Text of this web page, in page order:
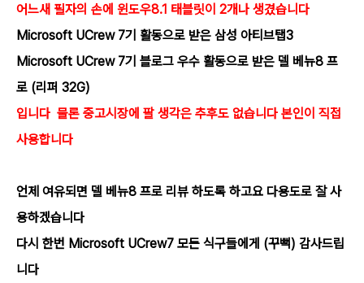
어느새 필자의 손에 윈도우8.1 태블릿이 2개나 생겼습니다
Microsoft UCrew 7기 활동으로 받은 삼성 아티브탭3
Microsoft UCrew 7기 블로그 우수 활동으로 받은 델 베뉴8 프
로 (리퍼 32G)
입니다 물론 중고시장에 팔 생각은 추후도 없습니다 본인이 직접
사용합니다
언제 여유되면 델 베뉴8 프로 리뷰 하도록 하고요 다용도로 잘 사
용하겠습니다
다시 한번 Microsoft UCrew7 모든 식구들에게 (꾸뻑) 감사드립
니다